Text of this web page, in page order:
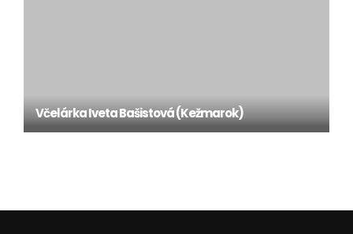
Včelárka Iveta Bašistová (Kežmarok)